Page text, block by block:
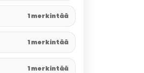
1 merkintää
1 merkintää
1 merkintää